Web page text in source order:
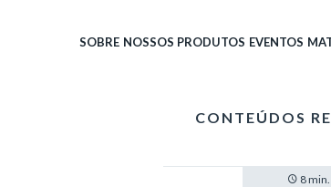
SOBRE NOSSOS PRODUTOS EVENTOS
CONTEÚDOS
8 min.